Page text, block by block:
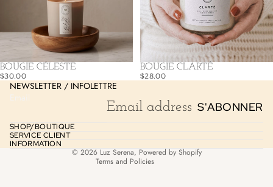
BOUGIE CÉLESTE
$30.00
BOUGIE CLARTÉ
$28.00
NEWSLETTER / INFOLETTRE
Email
S'ABONNER
SHOP/BOUTIQUE
SERVICE CLIENT
INFORMATION
© 2026 Luz Serena, Powered by Shopify
Terms and Policies
Refund policy
Privacy policy
Terms of service
Shipping policy
Contact information
Legal notice
Cancellation policy